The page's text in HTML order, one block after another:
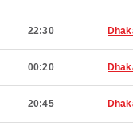
22:30
00:20
20:45